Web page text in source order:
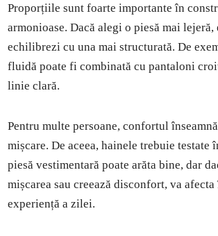
Proporțiile sunt foarte importante în
armonioase. Dacă alegi o piesă mai lejeră,
echilibrezi cu una mai structurată. De
fluidă poate fi combinată cu pantaloni
linie clară.
Pentru multe persoane, confortul
mișcare. De aceea, hainele trebuie testate
piesă vestimentară poate arăta bine, dar
mișcarea sau creează disconfort, va afecta
experiență a zilei.